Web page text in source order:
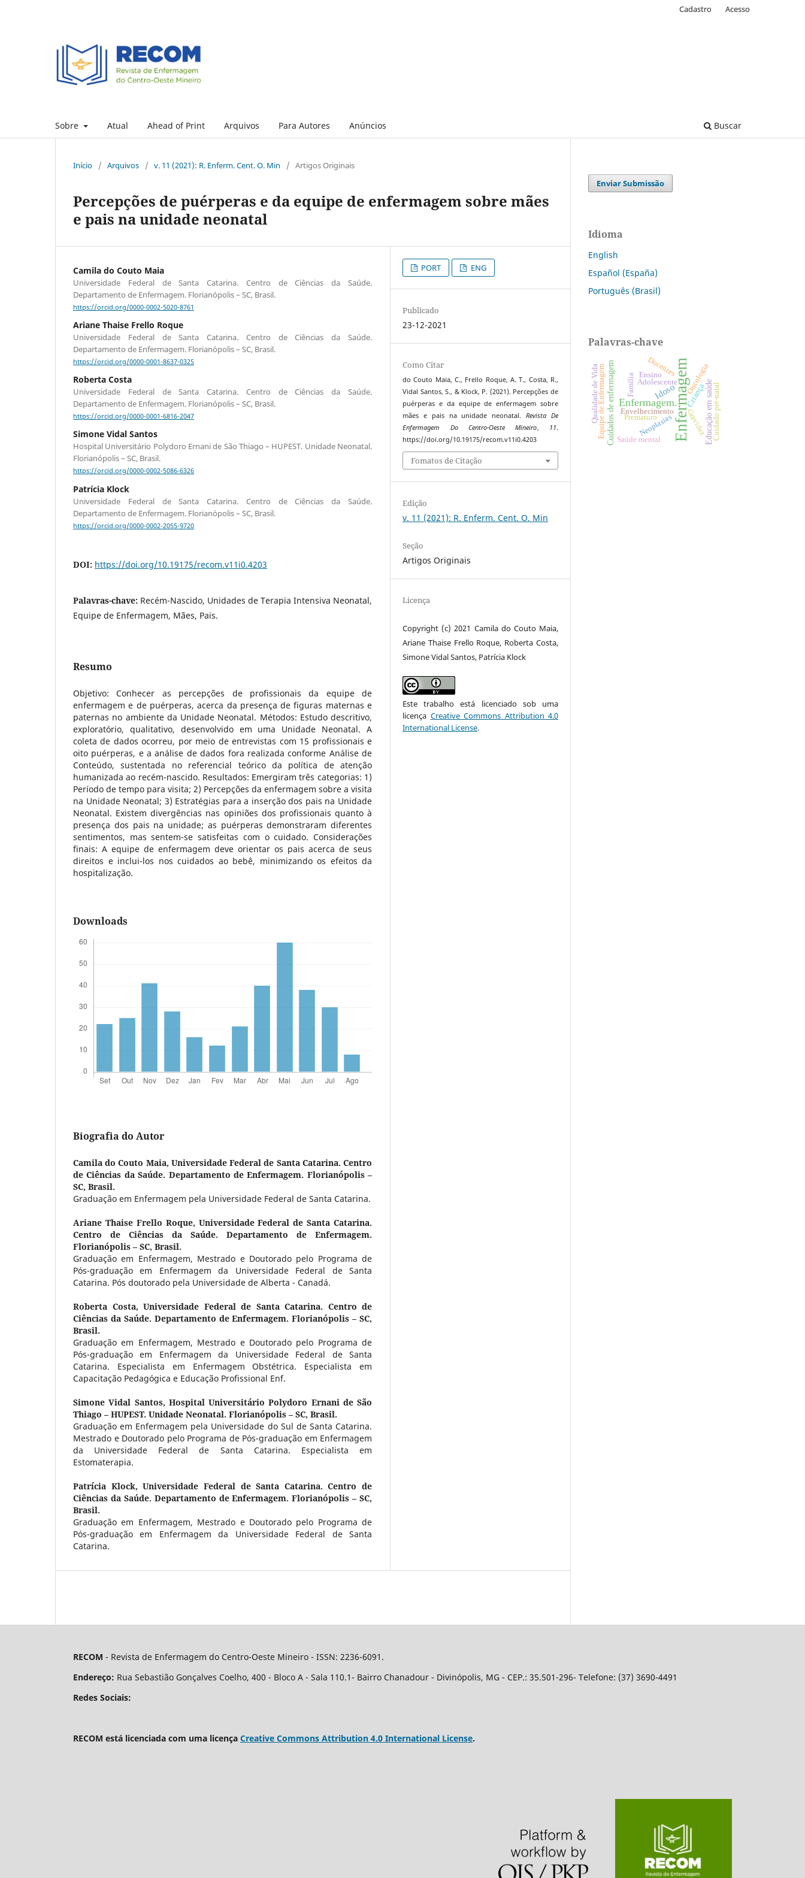
Sobre Atual Ahead of Print Arquivos Para Autores Anúncios Buscar
Cadastro Acesso
Início / Arquivos / v. 11 (2021): R. Enferm. Cent. O. Min / Artigos Originais
Percepções de puérperas e da equipe de enfermagem sobre mães
e pais na unidade neonatal
Camila do Couto Maia
Universidade Federal de Santa Catarina. Centro de Ciências da Saúde.
Departamento de Enfermagem. Florianópolis – SC, Brasil.
https://orcid.org/0000-0002-5020-8761
Ariane Thaise Frello Roque
Universidade Federal de Santa Catarina. Centro de Ciências da Saúde.
Departamento de Enfermagem. Florianópolis – SC, Brasil.
https://orcid.org/0000-0001-8637-0325
Roberta Costa
Universidade Federal de Santa Catarina. Centro de Ciências da Saúde.
Departamento de Enfermagem. Florianópolis – SC, Brasil.
https://orcid.org/0000-0001-6816-2047
Simone Vidal Santos
Hospital Universitário Polydoro Ernani de São Thiago – HUPEST. Unidade Neonatal.
Florianópolis – SC, Brasil.
https://orcid.org/0000-0002-5086-6326
Patrícia Klock
Universidade Federal de Santa Catarina. Centro de Ciências da Saúde.
Departamento de Enfermagem. Florianópolis – SC, Brasil.
https://orcid.org/0000-0002-2055-9720
DOI: https://doi.org/10.19175/recom.v11i0.4203
Palavras-chave: Recém-Nascido, Unidades de Terapia Intensiva Neonatal,
Equipe de Enfermagem, Mães, Pais.
Resumo
Objetivo: Conhecer as percepções de profissionais da equipe de
enfermagem e de puérperas, acerca da presença de figuras maternas e
paternas no ambiente da Unidade Neonatal. Métodos: Estudo descritivo,
exploratório, qualitativo, desenvolvido em uma Unidade Neonatal. A
coleta de dados ocorreu, por meio de entrevistas com 15 profissionais e
oito puérperas, e a análise de dados fora realizada conforme Análise de
Conteúdo, sustentada no referencial teórico da política de atenção
humanizada ao recém-nascido. Resultados: Emergiram três categorias: 1)
Período de tempo para visita; 2) Percepções da enfermagem sobre a visita
na Unidade Neonatal; 3) Estratégias para a inserção dos pais na Unidade
Neonatal. Existem divergências nas opiniões dos profissionais quanto à
presença dos pais na unidade; as puérperas demonstraram diferentes
sentimentos, mas sentem-se satisfeitas com o cuidado. Considerações
finais: A equipe de enfermagem deve orientar os pais acerca de seus
direitos e inclui-los nos cuidados ao bebê, minimizando os efeitos da
hospitalização.
Downloads
Biografia do Autor
Camila do Couto Maia, Universidade Federal de Santa Catarina. Centro
de Ciências da Saúde. Departamento de Enfermagem. Florianópolis –
SC, Brasil.
Graduação em Enfermagem pela Universidade Federal de Santa Catarina.
Ariane Thaise Frello Roque, Universidade Federal de Santa Catarina.
Centro de Ciências da Saúde. Departamento de Enfermagem.
Florianópolis – SC, Brasil.
Graduação em Enfermagem, Mestrado e Doutorado pelo Programa de
Pós-graduação em Enfermagem da Universidade Federal de Santa
Catarina. Pós doutorado pela Universidade de Alberta - Canadá.
Roberta Costa, Universidade Federal de Santa Catarina. Centro de
Ciências da Saúde. Departamento de Enfermagem. Florianópolis – SC,
Brasil.
Graduação em Enfermagem, Mestrado e Doutorado pelo Programa de
Pós-graduação em Enfermagem da Universidade Federal de Santa
Catarina. Especialista em Enfermagem Obstétrica. Especialista em
Capacitação Pedagógica e Educação Profissional Enf.
Simone Vidal Santos, Hospital Universitário Polydoro Ernani de São
Thiago – HUPEST. Unidade Neonatal. Florianópolis – SC, Brasil.
Graduação em Enfermagem pela Universidade do Sul de Santa Catarina.
Mestrado e Doutorado pelo Programa de Pós-graduação em Enfermagem
da Universidade Federal de Santa Catarina. Especialista em
Estomaterapia.
Patrícia Klock,Universidade Federal de Santa Catarina. Centro de
Ciências da Saúde. Departamento de Enfermagem. Florianópolis – SC,
Brasil.
Graduação em Enfermagem, Mestrado e Doutorado pelo Programa de
Pós-graduação em Enfermagem da Universidade Federal de Santa
Catarina.
PORT ENG
Publicado
23-12-2021
Como Citar
do Couto Maia, C., Frello Roque, A. T., Costa, R.,
Vidal Santos, S., & Klock, P. (2021). Percepções de
puérperas e da equipe de enfermagem sobre
mães e pais na unidade neonatal.Revista De
Enfermagem Do Centro-Oeste Mineiro, 11.
https://doi.org/10.19175/recom.v11i0.4203
Fomatos de Citação
Edição
v. 11 (2021): R. Enferm. Cent. O. Min
Seção
Artigos Originais
Licença
Copyright (c) 2021 Camila do Couto Maia,
Ariane Thaise Frello Roque, Roberta Costa,
Simone Vidal Santos, Patrícia Klock
Este trabalho está licenciado sob uma
licença Creative Commons Attribution 4.0
International License.
Enviar Submissão
Idioma
English
Español (España)
Português (Brasil)
Palavras-chave
Enfermagem
Enfermagem.
Idoso
Cuidados de enfermagem CriançaEducação em saúdeCuidado pré-natal
Envelhecimento
Adolescente
Família
Equipe de Enfermagem Ensino
Neoplasias
Saúde mental
Qualidade de Vida Oncologia
Docentes
Prematuro Gravidez
RECOM - Revista de Enfermagem do Centro-Oeste Mineiro - ISSN: 2236-6091.
Endereço: Rua Sebastião Gonçalves Coelho, 400 - Bloco A - Sala 110.1- Bairro Chanadour - Divinópolis, MG - CEP.: 35.501-296- Telefone: (37) 3690-4491
Redes Sociais:
RECOM está licenciada com uma licença Creative Commons Attribution 4.0 International License.